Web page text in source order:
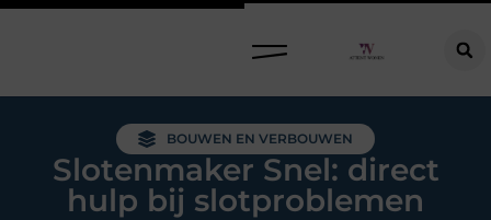
BOUWEN EN VERBOUWEN
Slotenmaker Snel: direct
hulp bij slotproblemen